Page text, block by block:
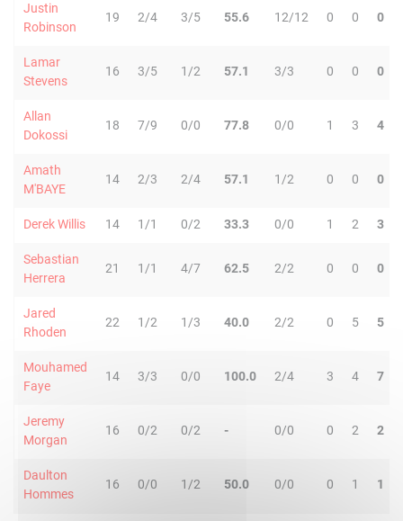
Justin
Robinson
19 2/4 3/5 55.6 12/12 0 0 0
Lamar
Stevens
16 3/5 1/2 57.1 3/3 0 0 0
Allan
Dokossi
18 7/9 0/0 77.8 0/0 1 3 4
Amath
M'BAYE
14 2/3 2/4 57.1 1/2 0 0 0
Derek Willis 14 1/1 0/2 33.3 0/0 1 2 3
Sebastian
Herrera
21 1/1 4/7 62.5 2/2 0 0 0
Jared
Rhoden
22 1/2 1/3 40.0 2/2 0 5 5
Mouhamed
Faye
14 3/3 0/0 100.0 2/4 3 4 7
Jeremy
Morgan
16 0/2 0/2 - 0/0 0 2 2
Daulton
Hommes
16 0/0 1/2 50.0 0/0 0 1 1